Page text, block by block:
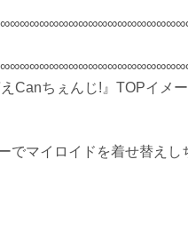
えCanちぇんじ!』TOPイメ
でマイロイドを着せ替えし